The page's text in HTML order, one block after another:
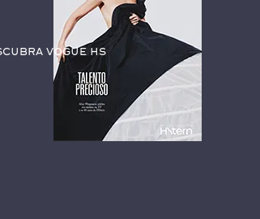
Vogue HS